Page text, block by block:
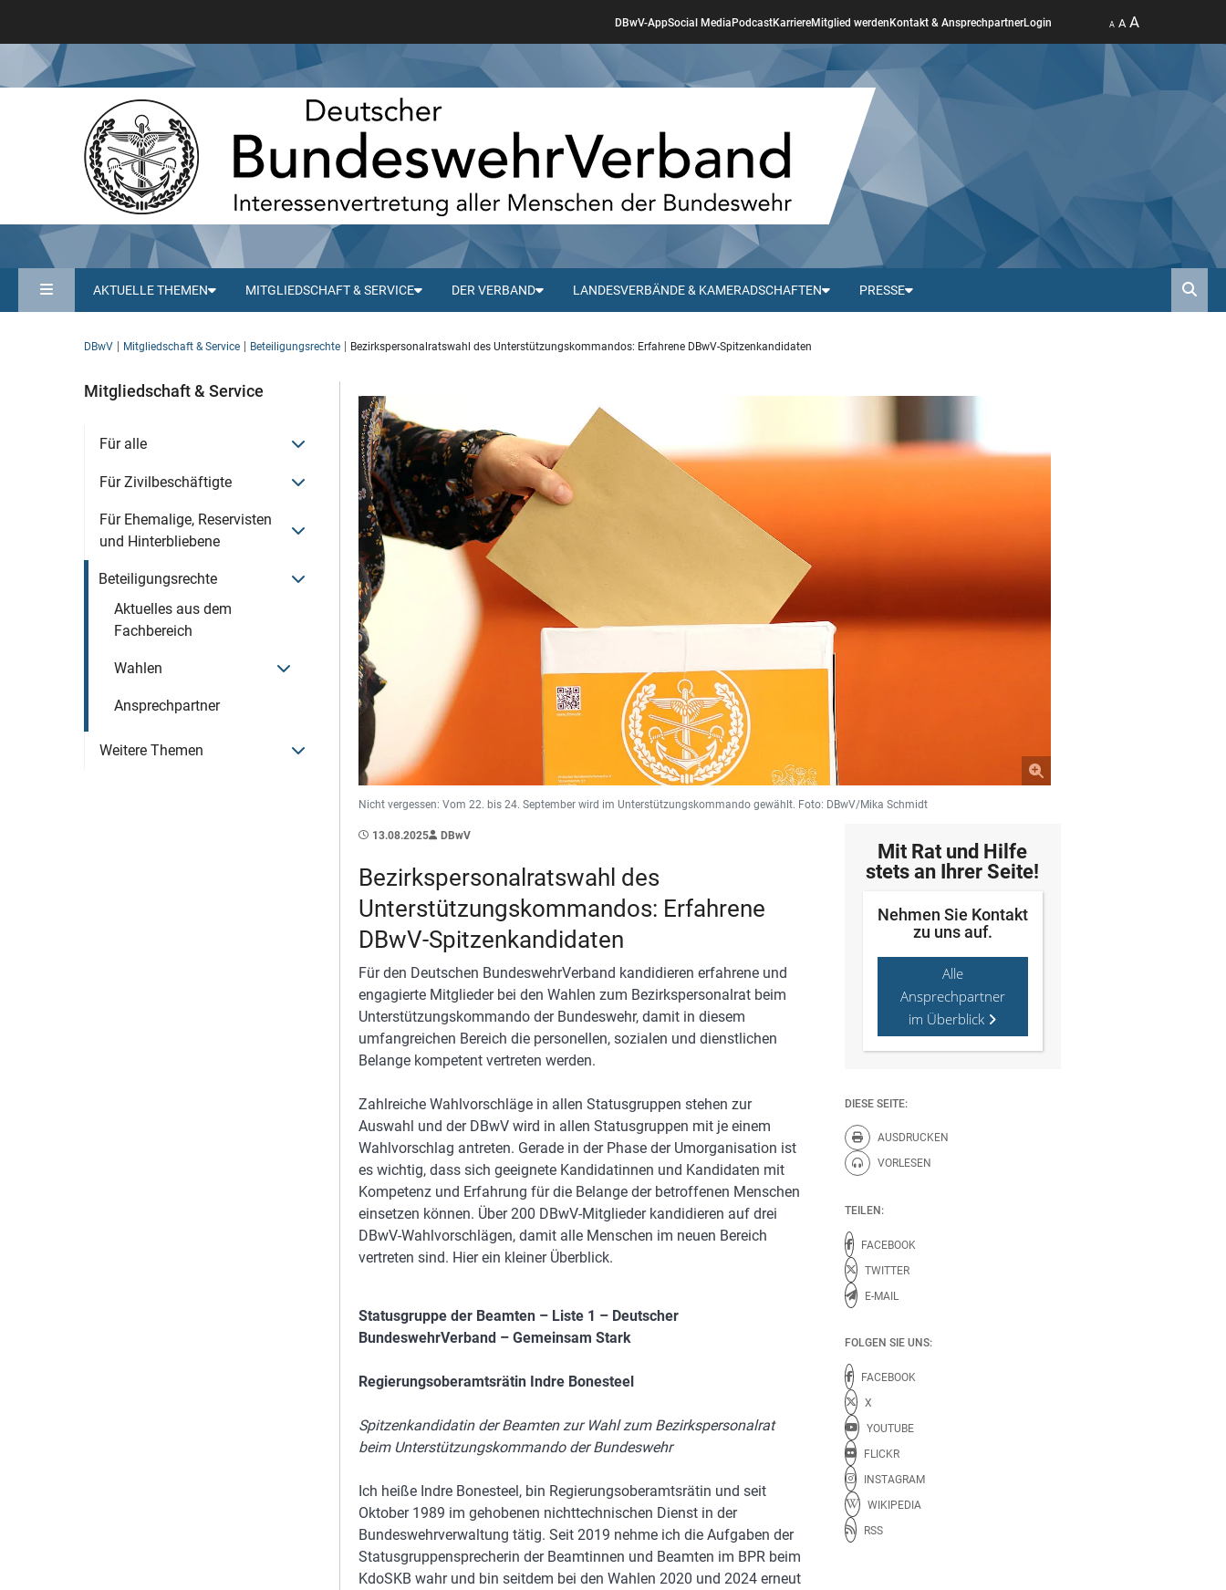
DBwV-AppSocial Media PodcastKarriereMitglied werden Kontakt & AnsprechpartnerLogin A A A
AKTUELLE THEMEN MITGLIEDSCHAFT & SERVICE DER VERBAND LANDESVERBÄNDE & KAMERADSCHAFTEN PRESSE
DBwV Mitgliedschaft & Service Beteiligungsrechte Bezirkspersonalratswahl des Unterstützungskommandos: Erfahrene DBwV-Spitzenkandidaten
Mitgliedschaft & Service
Für alle Menü öffnen
Für Zivilbeschäftigte Menü öffnen
Für Ehemalige, Reservisten
und Hinterbliebene
Menü öffnen
Beteiligungsrechte
Menü öffnen
Aktuelles aus dem
Fachbereich
Wahlen Menü öffnen
Ansprechpartner
Weitere Themen Menü öffnen
Nicht vergessen: Vom 22. bis 24. September wird im Unterstützungskommando gewählt. Foto: DBwV/Mika Schmidt
13.08.2025 DBwV
Bezirkspersonalratswahl des
Unterstützungskommandos: Erfahrene
DBwV-Spitzenkandidaten
Für den Deutschen BundeswehrVerband kandidieren erfahrene und
engagierte Mitglieder bei den Wahlen zum Bezirkspersonalrat beim
Unterstützungskommando der Bundeswehr, damit in diesem
umfangreichen Bereich die personellen, sozialen und dienstlichen
Belange kompetent vertreten werden.
Zahlreiche Wahlvorschläge in allen Statusgruppen stehen zur
Auswahl und der DBwV wird in allen Statusgruppen mit je einem
Wahlvorschlag antreten. Gerade in der Phase der Umorganisation ist
es wichtig, dass sich geeignete Kandidatinnen und Kandidaten mit
Kompetenz und Erfahrung für die Belange der betroffenen Menschen
einsetzen können. Über 200 DBwV-Mitglieder kandidieren auf drei
DBwV-Wahlvorschlägen, damit alle Menschen im neuen Bereich
vertreten sind. Hier ein kleiner Überblick.
Statusgruppe der Beamten – Liste 1 – Deutscher
BundeswehrVerband – Gemeinsam Stark
Regierungsoberamtsrätin Indre Bonesteel
Spitzenkandidatin der Beamten zur Wahl zum Bezirkspersonalrat
beim Unterstützungskommando der Bundeswehr
Ich heiße Indre Bonesteel, bin Regierungsoberamtsrätin und seit
Oktober 1989 im gehobenen nichttechnischen Dienst in der
Bundeswehrverwaltung tätig. Seit 2019 nehme ich die Aufgaben der
Statusgruppensprecherin der Beamtinnen und Beamten im BPR beim
KdoSKB wahr und bin seitdem bei den Wahlen 2020 und 2024 erneut
Mit Rat und Hilfe
stets an Ihrer Seite!
Nehmen Sie Kontakt
zu uns auf.
Alle
Ansprechpartner
im Überblick
DIESE SEITE:
AUSDRUCKEN
Diese Seite drucken.
VORLESEN
Diese Seite vorlesen.
TEILEN:
FACEBOOK
TWITTER
E-MAIL
FOLGEN SIE UNS:
FACEBOOK
X
YOUTUBE
FLICKR
INSTAGRAM
WIKIPEDIA
RSS